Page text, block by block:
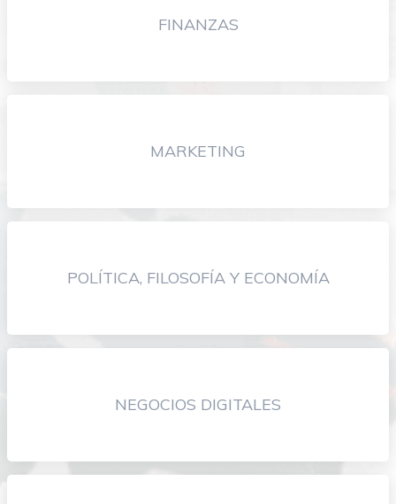
FINANZAS
MARKETING
POLÍTICA, FILOSOFÍA Y ECONOMÍA
NEGOCIOS DIGITALES